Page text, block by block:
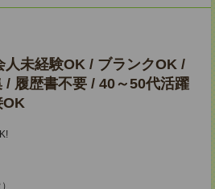
人未経験OK / ブランクOK /
/ 履歴書不要 / 40～50代活躍
OK